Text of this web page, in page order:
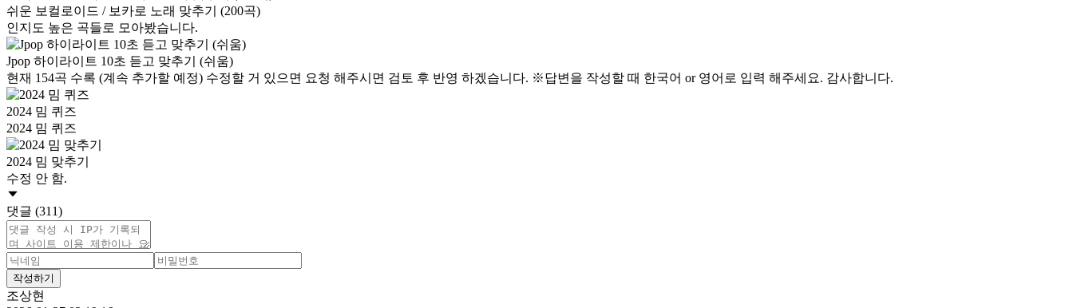
쉬운 보컬로이드 / 보카로 노래 맞추기 (200곡)
인지도 높은 곡들로 모아봤습니다.
Jpop 하이라이트 10초 듣고 맞추기 (쉬움)
현재 154곡 수록 (계속 추가할 예정) 수정할 거 있으면 요청 해주시면 검토 후 반영 하겠습니다. ※답변을 작성할 때 한국어 or 영어로 입력 해주세요. 감사합니다.
2024 밈 퀴즈
2024 밈 퀴즈
2024 밈 맞추기
수정 안 함.
댓글 (311)
작성하기
조상현